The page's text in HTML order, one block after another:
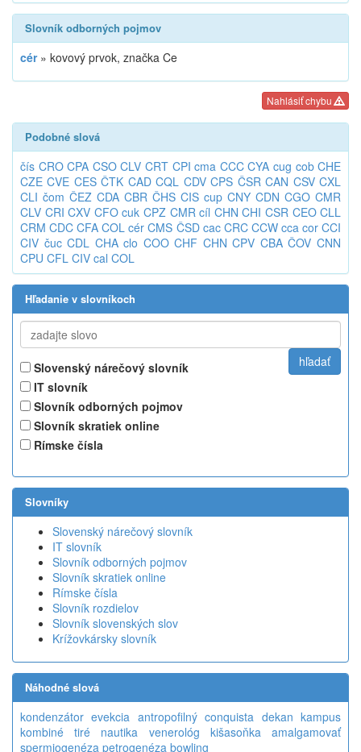
Slovník odborných pojmov
cér» kovový prvok, značka Ce
Nahlásiť chybu
Podobné slová
čís CRO CPA CSO CLV CRT CPI cma CCC CYA cug cob CHE
CZE CVE CES ČTK CAD CQL CDV CPS ČSR CAN CSV CXL
CLI čom ČEZ CDA CBR ČHS CIS cup CNY CDN CGO CMR
CLV CRI CXV CFO cuk CPZ CMR cíl CHN CHI CSR CEO CLL
CRM CDC CFA COL cér CMS ČSD cac CRC CCW cca cor CCI
CIV čuc CDL CHA clo COO CHF CHN CPV CBA ČOV CNN
CPU CFL CIV cal COL
Hľadanie v slovníkoch
Slovenský nárečový slovník
IT slovník
Slovník odborných pojmov
Slovník skratiek online
Rímske čísla
Slovníky
Slovenský nárečový slovník
IT slovník
Slovník odborných pojmov
Slovník skratiek online
Rímske čísla
Slovník rozdielov
Slovník slovenských slov
Krížovkársky slovník
Náhodné slová
kondenzátor evekcia antropofilný conquista dekan kampus
kombiné
tiré nautika venerológ kišasoňka
amalgamovať
spermiogenéza petrogenéza bowling